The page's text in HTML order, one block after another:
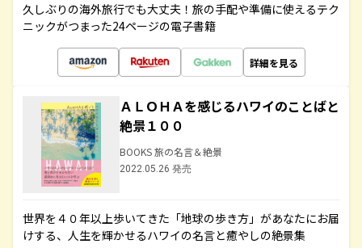
久しぶりの海外旅行でも大丈夫！旅の手配や準備に使えるテク
ニックがつまった24ページの電子書籍
詳細を見る
ＡＬＯＨＡを感じるハワイのことばと
絶景１００
BOOKS 旅の名言＆絶景
2022.05.26 発売
世界を４０年以上歩いてきた「地球の歩き方」があなたにお届
けする、人生を輝かせるハワイの名言と癒やしの絶景集